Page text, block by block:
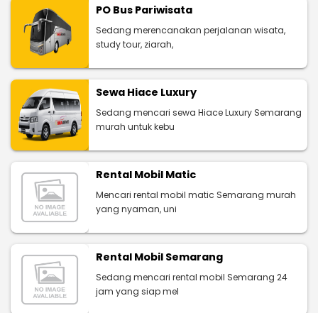
PO Bus Pariwisata
Sedang merencanakan perjalanan wisata,
study tour, ziarah,
Sewa Hiace Luxury
Sedang mencari sewa Hiace Luxury Semarang
murah untuk kebu
Rental Mobil Matic
Mencari rental mobil matic Semarang murah
yang nyaman, uni
Rental Mobil Semarang
Sedang mencari rental mobil Semarang 24
jam yang siap mel